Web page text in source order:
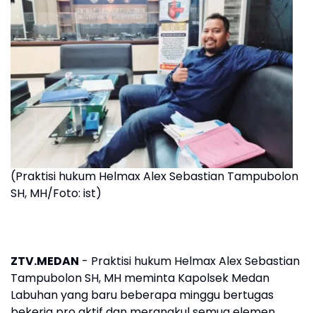
(Praktisi hukum Helmax Alex Sebastian Tampubolon
SH, MH/Foto: ist)
ZTV.MEDAN - Praktisi hukum Helmax Alex Sebastian
Tampubolon SH, MH meminta Kapolsek Medan
Labuhan yang baru beberapa minggu bertugas